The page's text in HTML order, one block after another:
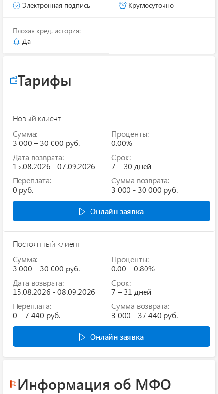
Электронная подпись
Круглосуточно
Плохая кред. история:
Да
Тарифы
Новый клиент
Сумма:
3 000 – 30 000 руб.
Проценты:
0.00%
Дата возврата:
15.08.2026 - 07.09.2026
Срок:
7 – 30 дней
Переплата:
0 руб.
Сумма возврата:
3 000 - 30 000 руб.
Онлайн заявка
Постоянный клиент
Сумма:
3 000 – 30 000 руб.
Проценты:
0.00 – 0.80%
Дата возврата:
15.08.2026 - 08.09.2026
Срок:
7 – 31 дней
Переплата:
0 – 7 440 руб.
Сумма возврата:
3 000 - 37 440 руб.
Онлайн заявка
Информация об МФО